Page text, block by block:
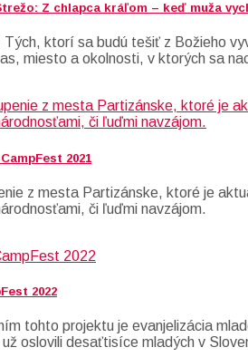
Z chlapca kráľom – keď muža
ktorí sa budú tešiť z Božieho
miesto a okolnosti, v ktorých sa
2021
z mesta Partizánske, ktoré je
či ľuďmi navzájom.
2022
tohto projektu je evanjelizácia
oslovili desaťtisíce mladých v